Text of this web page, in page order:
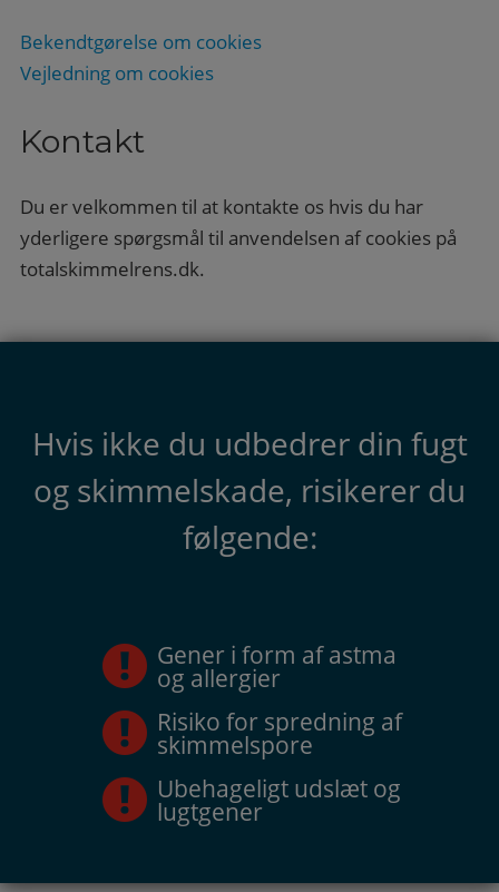
Bekendtgørelse om cookies
Vejledning om cookies
Kontakt
Du er velkommen til at kontakte os hvis du har
yderligere spørgsmål til anvendelsen af cookies på
totalskimmelrens.dk.
Hvis ikke du udbedrer din fugt
og skimmelskade, risikerer du
følgende:
Gener i form af astma
og allergier
Risiko for spredning af
skimmelspore
Ubehageligt udslæt og
lugtgener